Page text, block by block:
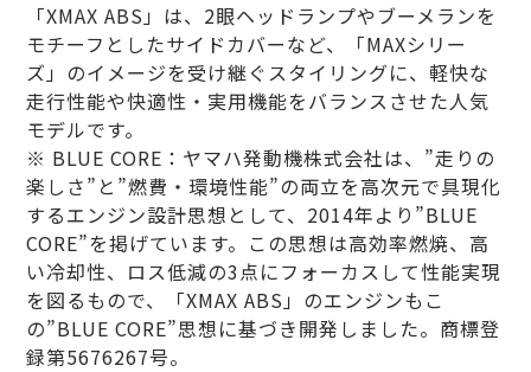
「XMAX ABS」は、2眼ヘッドランプやブーメランを
モチーフとしたサイドカバーなど、「MAXシリー
ズ」のイメージを受け継ぐスタイリングに、軽快な
走行性能や快適性・実用機能をバランスさせた人気
モデルです。
※ BLUE CORE：ヤマハ発動機株式会社は、”走りの
楽しさ”と”燃費・環境性能”の両立を高次元で具現化
するエンジン設計思想として、2014年より”BLUE
CORE”を掲げています。この思想は高効率燃焼、高
い冷却性、ロス低減の3点にフォーカスして性能実現
を図るもので、「XMAX ABS」のエンジンもこ
の”BLUE CORE”思想に基づき開発しました。商標登
録第5676267号。